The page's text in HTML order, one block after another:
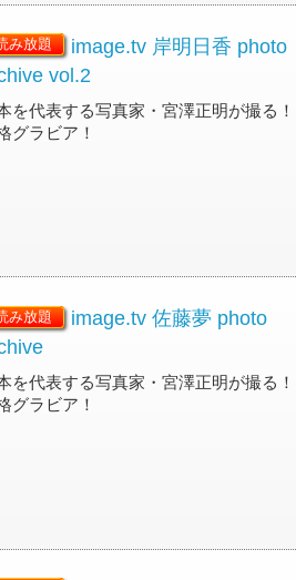
み放題
image.tv 岸明日香 photo
vol.2
を代表する写真家・宮澤正明が撮る！
グラビア！
み放題
image.tv 佐藤夢 photo
を代表する写真家・宮澤正明が撮る！
グラビア！